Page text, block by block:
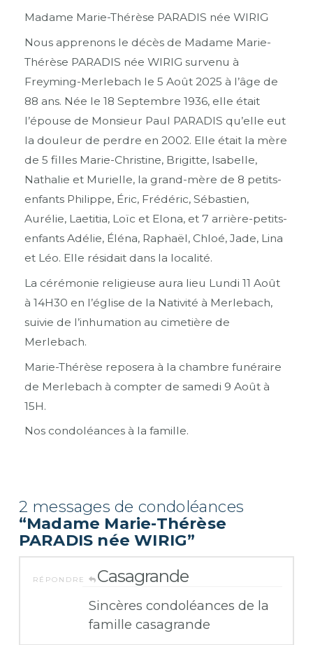
Madame Marie-Thérèse PARADIS née WIRIG
Nous apprenons le décès de Madame Marie-
Thérèse PARADIS née WIRIG survenu à
Freyming-Merlebach le 5 Août 2025 à l’âge de
88 ans. Née le 18 Septembre 1936, elle était
l’épouse de Monsieur Paul PARADIS qu’elle eut
la douleur de perdre en 2002. Elle était la mère
de 5 filles Marie-Christine, Brigitte, Isabelle,
Nathalie et Murielle, la grand-mère de 8 petits-
enfants Philippe, Éric, Frédéric, Sébastien,
Aurélie, Laetitia, Loïc et Elona, et 7 arrière-petits-
enfants Adélie, Éléna, Raphaël, Chloé, Jade, Lina
et Léo. Elle résidait dans la localité.
La cérémonie religieuse aura lieu Lundi 11 Août
à 14H30 en l’église de la Nativité à Merlebach,
suivie de l’inhumation au cimetière de
Merlebach.
Marie-Thérèse reposera à la chambre funéraire
de Merlebach à compter de samedi 9 Août à
15H.
Nos condoléances à la famille.
2 messages de condoléances
“Madame Marie-Thérèse
PARADIS née WIRIG”
RÉPONDRE Casagrande
Sincères condoléances de la
famille casagrande